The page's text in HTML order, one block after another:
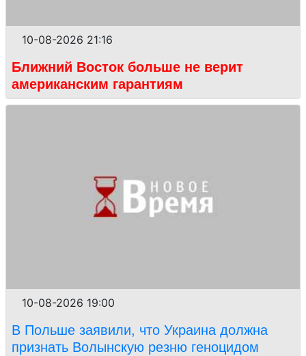
10-08-2026 21:16
Ближний Восток больше не верит
американским гарантиям
10-08-2026 19:00
В Польше заявили, что Украина должна
признать Волынскую резню геноцидом